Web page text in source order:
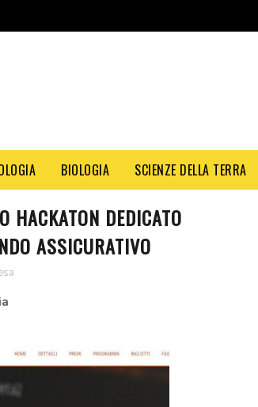
BIOLOGIA SCIENZE DELLA TERRA
HACKATON DEDICATO
ASSICURATIVO